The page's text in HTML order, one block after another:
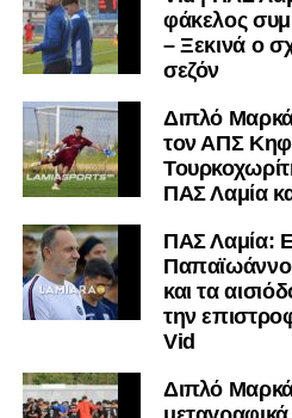
φάκελος
– Ξεκινά ο
σεζόν
Διπλό
τον ΑΠΣ
ΠΑΣ Λαμία
ΠΑΣ Λαμία:
και τα
την
Vid
Διπλό